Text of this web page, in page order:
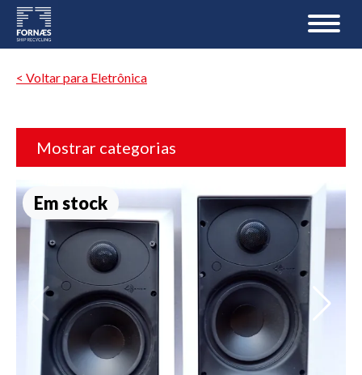
< Voltar para Eletrônica
Mostrar categorias
Em stock